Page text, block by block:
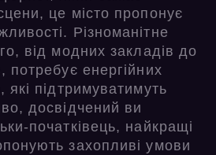
це місто пропонує
Різноманітне
від модних закладів до
потребує енергійних
які підтримуватимуть
досвідчений ви
початківець, найкращі
захопливі умови